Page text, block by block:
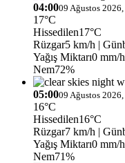
04:0009 Ağustos 2026,
17°C
Hissedilen17°C
Rüzgar5 km/h |
Yağış Miktarı0 mm/h
Nem72%
05:0009 Ağustos 2026,
16°C
Hissedilen16°C
Rüzgar7 km/h |
Yağış Miktarı0 mm/h
Nem71%